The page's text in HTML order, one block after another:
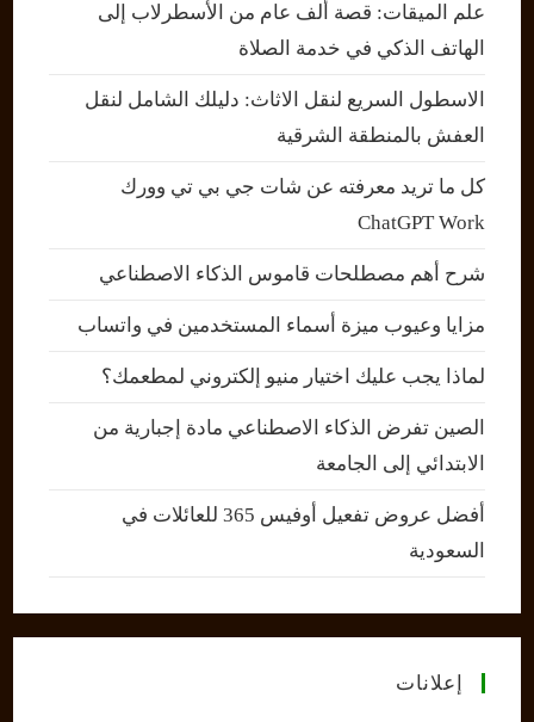
علم الميقات: قصة ألف عام من الأسطرلاب إلى
الهاتف الذكي في خدمة الصلاة
الاسطول السريع لنقل الاثاث: دليلك الشامل لنقل
العفش بالمنطقة الشرقية
كل ما تريد معرفته عن شات جي بي تي وورك
ChatGPT Work
شرح أهم مصطلحات قاموس الذكاء الاصطناعي
مزايا وعيوب ميزة أسماء المستخدمين في واتساب
لماذا يجب عليك اختيار منيو إلكتروني لمطعمك؟
الصين تفرض الذكاء الاصطناعي مادة إجبارية من
الابتدائي إلى الجامعة
أفضل عروض تفعيل أوفيس 365 للعائلات في
السعودية
إعلانات